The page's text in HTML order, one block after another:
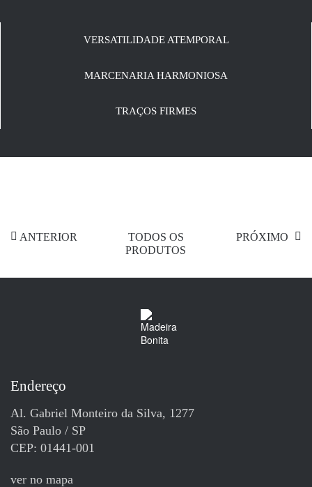
VERSATILIDADE ATEMPORAL
MARCENARIA HARMONIOSA
TRAÇOS FIRMES
ANTERIOR
TODOS OS
PRODUTOS
PRÓXIMO
Endereço
Al. Gabriel Monteiro da Silva, 1277
São Paulo / SP
CEP: 01441-001
ver no mapa